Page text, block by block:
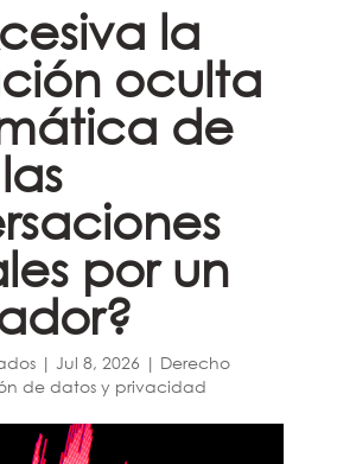
la
oculta
de
por un
| Jul 8, 2026 | Derecho
de datos y privacidad